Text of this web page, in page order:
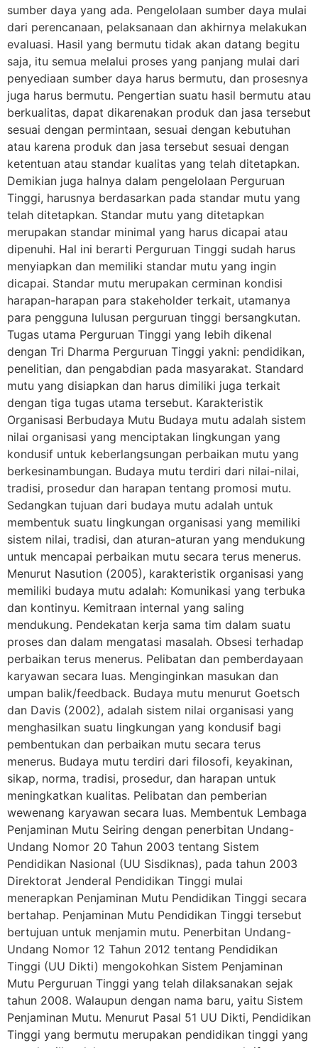
sumber daya yang ada. Pengelolaan sumber daya mulai
dari perencanaan, pelaksanaan dan akhirnya melakukan
evaluasi. Hasil yang bermutu tidak akan datang begitu
saja, itu semua melalui proses yang panjang mulai dari
penyediaan sumber daya harus bermutu, dan prosesnya
juga harus bermutu. Pengertian suatu hasil bermutu atau
berkualitas, dapat dikarenakan produk dan jasa tersebut
sesuai dengan permintaan, sesuai dengan kebutuhan
atau karena produk dan jasa tersebut sesuai dengan
ketentuan atau standar kualitas yang telah ditetapkan.
Demikian juga halnya dalam pengelolaan Perguruan
Tinggi, harusnya berdasarkan pada standar mutu yang
telah ditetapkan. Standar mutu yang ditetapkan
merupakan standar minimal yang harus dicapai atau
dipenuhi. Hal ini berarti Perguruan Tinggi sudah harus
menyiapkan dan memiliki standar mutu yang ingin
dicapai. Standar mutu merupakan cerminan kondisi
harapan-harapan para stakeholder terkait, utamanya
para pengguna lulusan perguruan tinggi bersangkutan.
Tugas utama Perguruan Tinggi yang lebih dikenal
dengan Tri Dharma Perguruan Tinggi yakni: pendidikan,
penelitian, dan pengabdian pada masyarakat. Standard
mutu yang disiapkan dan harus dimiliki juga terkait
dengan tiga tugas utama tersebut. Karakteristik
Organisasi Berbudaya Mutu Budaya mutu adalah sistem
nilai organisasi yang menciptakan lingkungan yang
kondusif untuk keberlangsungan perbaikan mutu yang
berkesinambungan. Budaya mutu terdiri dari nilai-nilai,
tradisi, prosedur dan harapan tentang promosi mutu.
Sedangkan tujuan dari budaya mutu adalah untuk
membentuk suatu lingkungan organisasi yang memiliki
sistem nilai, tradisi, dan aturan-aturan yang mendukung
untuk mencapai perbaikan mutu secara terus menerus.
Menurut Nasution (2005), karakteristik organisasi yang
memiliki budaya mutu adalah: Komunikasi yang terbuka
dan kontinyu. Kemitraan internal yang saling
mendukung. Pendekatan kerja sama tim dalam suatu
proses dan dalam mengatasi masalah. Obsesi terhadap
perbaikan terus menerus. Pelibatan dan pemberdayaan
karyawan secara luas. Menginginkan masukan dan
umpan balik/feedback. Budaya mutu menurut Goetsch
dan Davis (2002), adalah sistem nilai organisasi yang
menghasilkan suatu lingkungan yang kondusif bagi
pembentukan dan perbaikan mutu secara terus
menerus. Budaya mutu terdiri dari filosofi, keyakinan,
sikap, norma, tradisi, prosedur, dan harapan untuk
meningkatkan kualitas. Pelibatan dan pemberian
wewenang karyawan secara luas. Membentuk Lembaga
Penjaminan Mutu Seiring dengan penerbitan Undang-
Undang Nomor 20 Tahun 2003 tentang Sistem
Pendidikan Nasional (UU Sisdiknas), pada tahun 2003
Direktorat Jenderal Pendidikan Tinggi mulai
menerapkan Penjaminan Mutu Pendidikan Tinggi secara
bertahap. Penjaminan Mutu Pendidikan Tinggi tersebut
bertujuan untuk menjamin mutu. Penerbitan Undang-
Undang Nomor 12 Tahun 2012 tentang Pendidikan
Tinggi (UU Dikti) mengokohkan Sistem Penjaminan
Mutu Perguruan Tinggi yang telah dilaksanakan sejak
tahun 2008. Walaupun dengan nama baru, yaitu Sistem
Penjaminan Mutu. Menurut Pasal 51 UU Dikti, Pendidikan
Tinggi yang bermutu merupakan pendidikan tinggi yang